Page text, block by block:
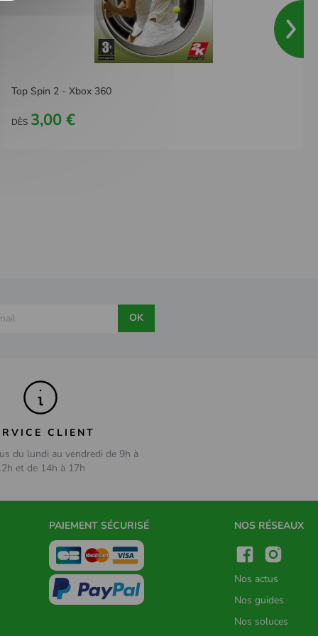
Top Spin 2 - Xbox 360
DÈS 3,00 €
OK
CLIENT
du lundi au vendredi de 9h à
et de 14h à 17h
PAIEMENT SÉCURISÉ NOS RÉSEAUX
Nos actus
Nos guides
Nos soluces